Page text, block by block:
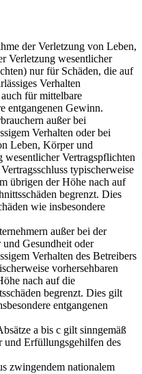
der Verletzung von Leben,
Verletzung wesentlicher
nur für Schäden, die auf
Verhalten
für mittelbare
entgangenen Gewinn.
außer bei
Verhalten oder bei
Leben, Körper und
wesentlicher Vertragspflichten
typischerweise
übrigen der Höhe nach auf
begrenzt. Dies
wie insbesondere
außer bei der
Gesundheit oder
Verhalten des Betreibers
vorhersehbaren
nach auf die
begrenzt. Dies gilt
entgangenen
a bis c gilt sinngemäß
und Erfüllungsgehilfen des
zwingendem nationalem